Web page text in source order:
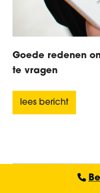
Goede redenen
te vragen
lees bericht